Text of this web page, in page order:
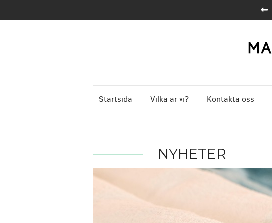
Startsida Vilka är vi? Kontakta oss
NYHETER